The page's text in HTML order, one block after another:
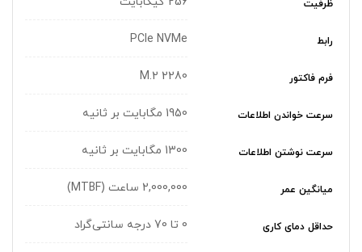
ظرفیت
رابط PCIe NVMe
فرم فاکتور 2280 M.2
سرعت خواندن اطلاعات 1950 مگابایت بر ثانیه
سرعت نوشتن اطلاعات 1300 مگابایت بر ثانیه
میانگین عمر 2,000,000 ساعت (MTBF)
حداقل دمای کاری 0 تا 70 درجه سانتی‌گراد